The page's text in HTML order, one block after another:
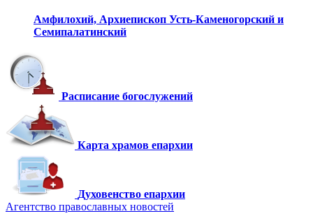
Амфилохий, Архиепископ Усть-Каменогорский и
Семипалатинский
Расписание богослужений
Карта храмов епархии
Духовенство епархии
Агентство православных новостей